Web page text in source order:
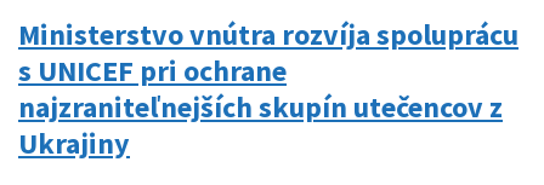
Ministerstvo vnútra rozvíja spoluprácu
s UNICEF pri ochrane
najzraniteľnejších skupín utečencov z
Ukrajiny